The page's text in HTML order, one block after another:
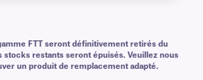
FTT seront définitivement retirés du
stocks restants seront épuisés. Veuillez nous
un produit de remplacement adapté.